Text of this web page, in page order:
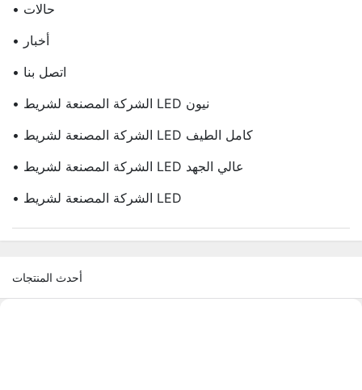
• حالات
• أخبار
• اتصل بنا
• الشركة المصنعة لشريط LED نيون
• الشركة المصنعة لشريط LED كامل الطيف
• الشركة المصنعة لشريط LED عالي الجهد
• الشركة المصنعة لشريط LED
أحدث المنتجات